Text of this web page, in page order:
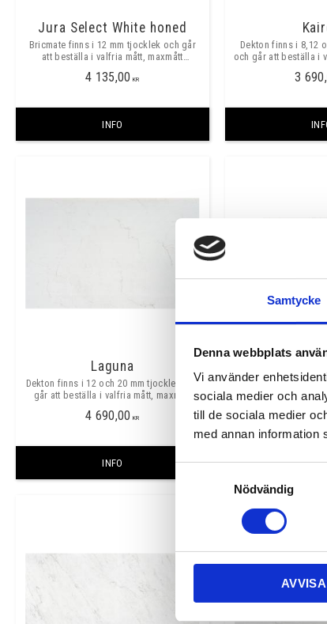
Samtycke
Denna webbplats
Vi använder
sociala medier och
till de sociala medier
med annan information
Nödvändig
AVVISA
Jura Select White honed
Bricmate finns i 12 mm tjocklek och går
att beställa i valfria mått, maxmått
4 135,00 KR
INFO
Dekton finns i 8,12
och går att beställa i
3
Laguna
Dekton finns i 12 och 20 mm tjocklek och
går att beställa i valfria mått, maxmått
4 690,00 KR
INFO
Dekton finns i 12
går att beställa i
5